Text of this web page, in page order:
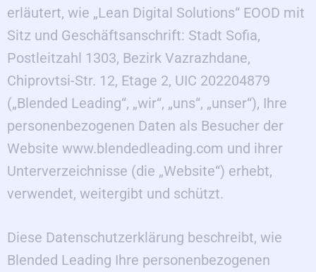
erläutert, wie „Lean Digital Solutions“ EOOD mit
Sitz und Geschäftsanschrift: Stadt Sofia,
Postleitzahl 1303, Bezirk Vazrazhdane,
Chiprovtsi-Str. 12, Etage 2, UIC 202204879
(„Blended Leading“, „wir“, „uns“, „unser“), Ihre
personenbezogenen Daten als Besucher der
Website www.blendedleading.com und ihrer
Unterverzeichnisse (die „Website“) erhebt,
verwendet, weitergibt und schützt.
Diese Datenschutzerklärung beschreibt, wie
Blended Leading Ihre personenbezogenen